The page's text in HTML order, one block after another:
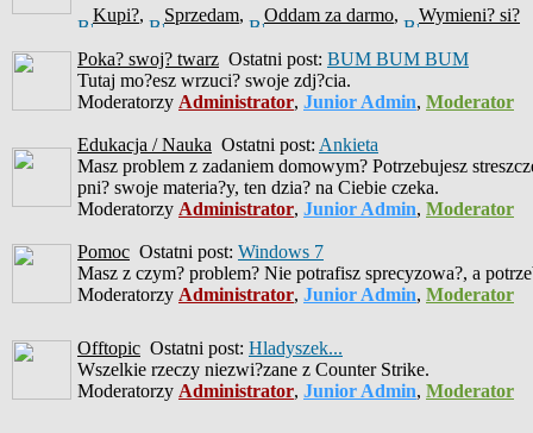
Kupi?, Sprzedam, Oddam za darmo, Wymieni? si?
Poka? swoj? twarz Ostatni post: BUM BUM BUM
Tutaj mo?esz wrzuci? swoje zdj?cia.
Moderatorzy Administrator, Junior Admin, Moderator
Edukacja / Nauka Ostatni post: Ankieta
Masz problem z zadaniem domowym? Potrzebujesz
pni? swoje materia?y, ten dzia? na Ciebie czeka.
Moderatorzy Administrator, Junior Admin, Moderator
Pomoc Ostatni post: Windows 7
Masz z czym? problem? Nie potrafisz sprecyzowa?, a
Moderatorzy Administrator, Junior Admin, Moderator
Offtopic Ostatni post: Hladyszek...
Wszelkie rzeczy niezwi?zane z Counter Strike.
Moderatorzy Administrator, Junior Admin, Moderator